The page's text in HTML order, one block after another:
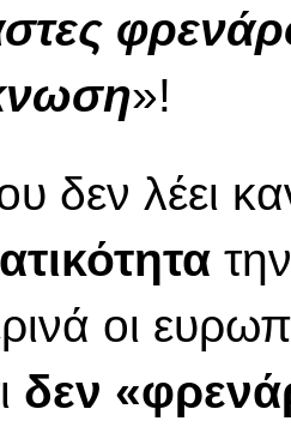
»!
δεν λέει
οι
δεν